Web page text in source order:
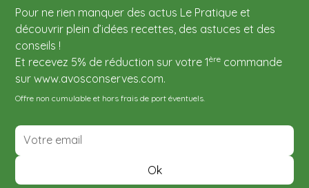
Pour ne rien manquer des actus Le Pratique et
découvrir plein d’idées recettes, des astuces et des
conseils !
Et recevez 5% de réduction sur votre 1ère commande
sur www.avosconserves.com.
Offre non cumulable et hors frais de port éventuels.